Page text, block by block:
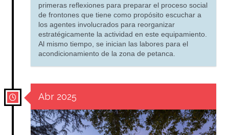
primeras reflexiones para preparar el proceso social
de frontones que tiene como propósito escuchar a
los agentes involucrados para reorganizar
estratégicamente la actividad en este equipamiento.
Al mismo tiempo, se inician las labores para el
acondicionamiento de la zona de petanca.
Abr 2025